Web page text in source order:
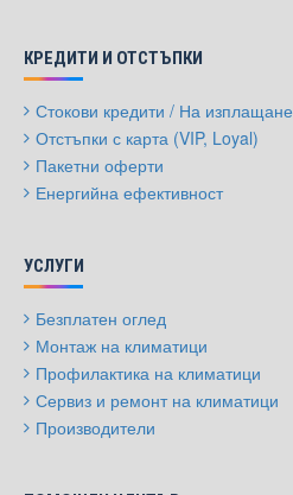
КРЕДИТИ И ОТСТЪПКИ
Стокови кредити / На изплащане
Отстъпки с карта (VIP, Loyal)
Пакетни оферти
Енергийна ефективност
УСЛУГИ
Безплатен оглед
Монтаж на климатици
Профилактика на климатици
Сервиз и ремонт на климатици
Производители